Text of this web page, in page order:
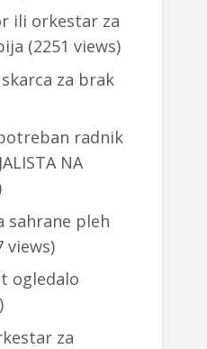
ili orkestar za
(2251 views)
za brak
radnik
NA
sahrane pleh
views)
ogledalo
za